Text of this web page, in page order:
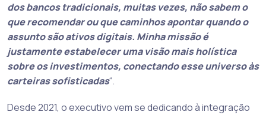
dos bancos tradicionais, muitas vezes, não sabem o
que recomendar ou que caminhos apontar quando o
assunto são ativos digitais. Minha missão é
justamente estabelecer uma visão mais holística
sobre os investimentos, conectando esse universo às
carteiras sofisticadas“.
Desde 2021, o executivo vem se dedicando à integração